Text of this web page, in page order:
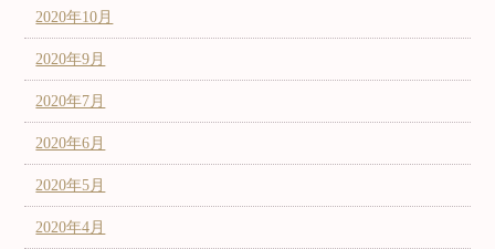
2020年10月
2020年9月
2020年7月
2020年6月
2020年5月
2020年4月